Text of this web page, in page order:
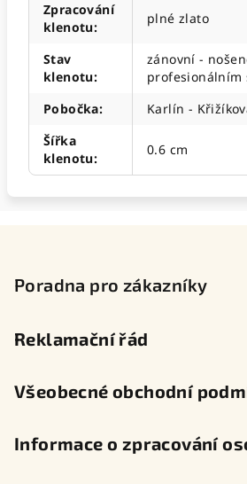
Zpracování
klenotu:
plné zlato
Stav
klenotu:
zánovní -
profesionálním
Pobočka:
Karlín -
Šířka
klenotu:
0.6 cm
Poradna pro zákazníky
Reklamační řád
Všeobecné obchodní
Informace o zpracování